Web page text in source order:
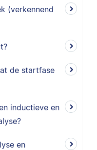
(verkennend
de startfase
inductieve en
en